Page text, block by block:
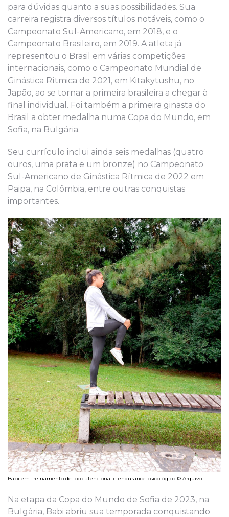
para dúvidas quanto a suas possibilidades. Sua
carreira registra diversos títulos notáveis, como o
Campeonato Sul-Americano, em 2018, e o
Campeonato Brasileiro, em 2019. A atleta já
representou o Brasil em várias competições
internacionais, como o Campeonato Mundial de
Ginástica Rítmica de 2021, em Kitakytushu, no
Japão, ao se tornar a primeira brasileira a chegar à
final individual. Foi também a primeira ginasta do
Brasil a obter medalha numa Copa do Mundo, em
Sofia, na Bulgária.
Seu currículo inclui ainda seis medalhas (quatro
ouros, uma prata e um bronze) no Campeonato
Sul-Americano de Ginástica Rítmica de 2022 em
Paipa, na Colômbia, entre outras conquistas
importantes.
Babi em treinamento de foco atencional e endurance psicológico © Arquivo
Na etapa da Copa do Mundo de Sofia de 2023, na
Bulgária, Babi abriu sua temporada conquistando